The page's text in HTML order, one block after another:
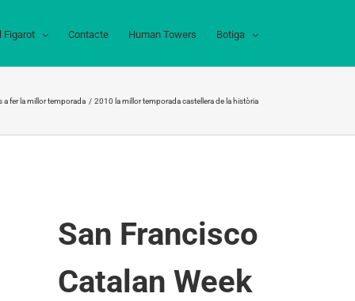
Figarot Contacte Human Towers Botiga
a fer la millor temporada 2010 la millor temporada castellera de la història
San Francisco
Catalan Week